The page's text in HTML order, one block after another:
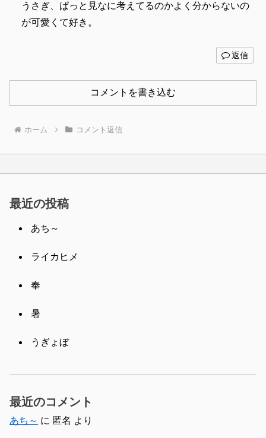
うさぎ、ぱっと見なに考えてるのかよく分からないの
が可愛くて好き。
返信
コメントを書き込む
ホーム コメント返信
最近の投稿
あち～
ライカヒメ
奉
暑
うぎょぼ
最近のコメント
あち～ に 匿名 より